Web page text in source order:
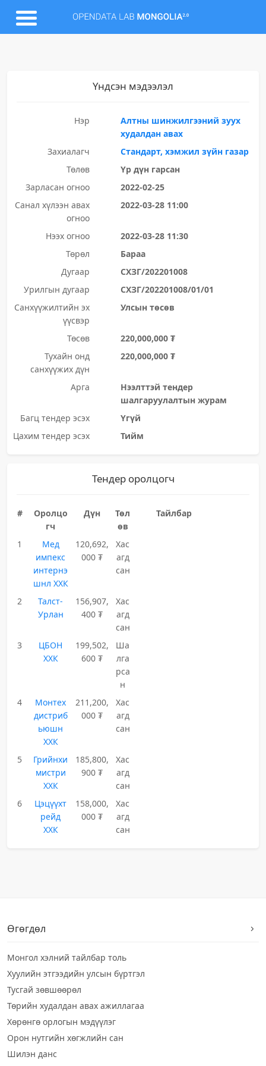
Үндсэн мэдээлэл
Нэр
Алтны шинжилгээний зуух
худалдан авах
Захиалагч
Стандарт, хэмжил зүйн газар
Төлөв
Үр дүн гарсан
Зарласан огноо
2022-02-25
Санал хүлээн авах
огноо
2022-03-28 11:00
Нээх огноо
2022-03-28 11:30
Төрөл
Бараа
Дугаар
СХЗГ/202201008
Урилгын дугаар
СХЗГ/202201008/01/01
Санхүүжилтийн эх
үүсвэр
Улсын төсөв
Төсөв
220,000,000 ₮
Тухайн онд
санхүүжих дүн
220,000,000 ₮
Арга
Нээлттэй тендер
шалгаруулалтын журам
Багц тендер эсэх
Үгүй
Цахим тендер эсэх
Тийм
Тендер оролцогч
#
Оролцо
гч
Дүн
Төл
өв
Тайлбар
1
Мед
импекс
интернэ
шнл ХХК
120,692,
000 ₮
Хас
агд
сан
2
Талст-
Урлан
156,907,
400 ₮
Хас
агд
сан
3
ЦБОН
ХХК
199,502,
600 ₮
Ша
лга
рса
н
4
Монтех
дистриб
ьюшн
ХХК
211,200,
000 ₮
Хас
агд
сан
5
Грийнхи
мистри
ХХК
185,800,
900 ₮
Хас
агд
сан
6
Цэцүүхт
рейд
ХХК
158,000,
000 ₮
Хас
агд
сан
Өгөгдөл
Монгол хэлний тайлбар толь
Хуулийн этгээдийн улсын бүртгэл
Тусгай зөвшөөрөл
Төрийн худалдан авах ажиллагаа
Хөрөнгө орлогын мэдүүлэг
Орон нутгийн хөгжлийн сан
Шилэн данс